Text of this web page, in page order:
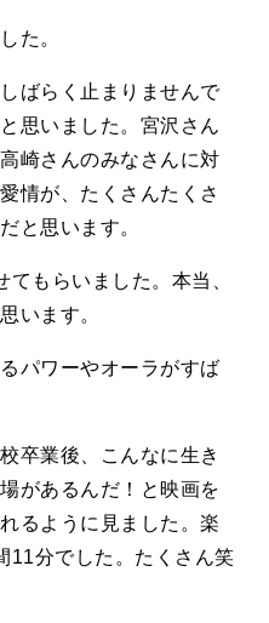
た。
ばらく止まりませんで
思いました。宮沢さん
崎さんのみなさんに対
情が、たくさんたくさ
と思います。
てもらいました。本当、
います。
パワーやオーラがすば
卒業後、こんなに生き
があるんだ！と映画を
るように見ました。楽
11分でした。たくさん笑